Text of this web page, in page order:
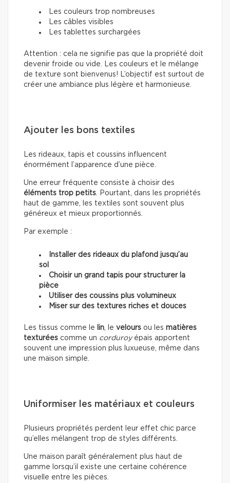
Les couleurs trop nombreuses
Les câbles visibles
Les tablettes surchargées
Attention : cela ne signifie pas que la propriété doit
devenir froide ou vide. Les couleurs et le mélange
de texture sont bienvenus! L’objectif est surtout de
créer une ambiance plus légère et harmonieuse.
Ajouter les bons textiles
Les rideaux, tapis et coussins influencent
énormément l’apparence d’une pièce.
Une erreur fréquente consiste à choisir des
éléments trop petits. Pourtant, dans les propriétés
haut de gamme, les textiles sont souvent plus
généreux et mieux proportionnés.
Par exemple :
Installer des rideaux du plafond jusqu’au
sol
Choisir un grand tapis pour structurer la
pièce
Utiliser des coussins plus volumineux
Miser sur des textures riches et douces
Les tissus comme le lin, le velours ou les matières
texturées comme un corduroyépais apportent
souvent une impression plus luxueuse, même dans
une maison simple.
Uniformiser les matériaux et couleurs
Plusieurs propriétés perdent leur effet chic parce
qu’elles mélangent trop de styles différents.
Une maison paraît généralement plus haut de
gamme lorsqu’il existe une certaine cohérence
visuelle entre les pièces.